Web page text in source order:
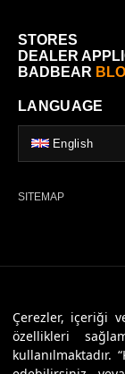
Çerezler, içeriği
özellikleri
STORES
DEALER
BADBEAR
LANGUAGE
English
SITEMAP